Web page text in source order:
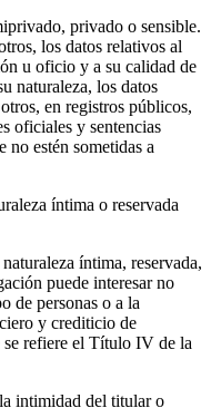
privado o sensible.
los datos relativos al
u oficio y a su calidad de
naturaleza, los datos
en registros públicos,
oficiales y sentencias
no estén sometidas a
íntima o reservada
íntima, reservada,
puede interesar no
de personas o a la
y crediticio de
refiere el Título IV de la
intimidad del titular o